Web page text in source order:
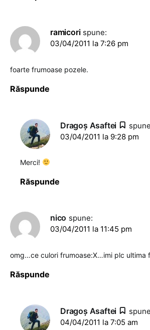
ramicori spune:
03/04/2011 la 7:26 pm
foarte frumoase pozele.
Răspunde
Dragoş Asaftei
03/04/2011 la 9:28 pm
Merci!
Răspunde
nico spune:
03/04/2011 la 11:45 pm
omg…ce culori frumoase:X…imi plc ultima
Răspunde
Dragoş Asaftei
04/04/2011 la 7:05 am